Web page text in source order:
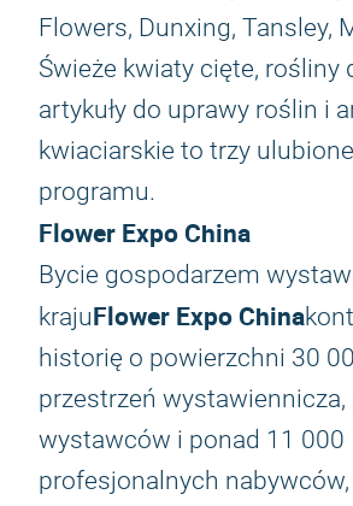
Flowers, Dunxing, Tansley,
Świeże kwiaty cięte, rośliny
artykuły do ​​uprawy roślin i
kwiaciarskie to trzy
programu.
Flower Expo China
Bycie gospodarzem
krajuFlower Expo China
historię o powierzchni 30
przestrzeń
wystawców i ponad 11 000
profesjonalnych